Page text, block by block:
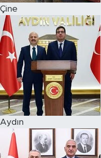
Çine
Aydın